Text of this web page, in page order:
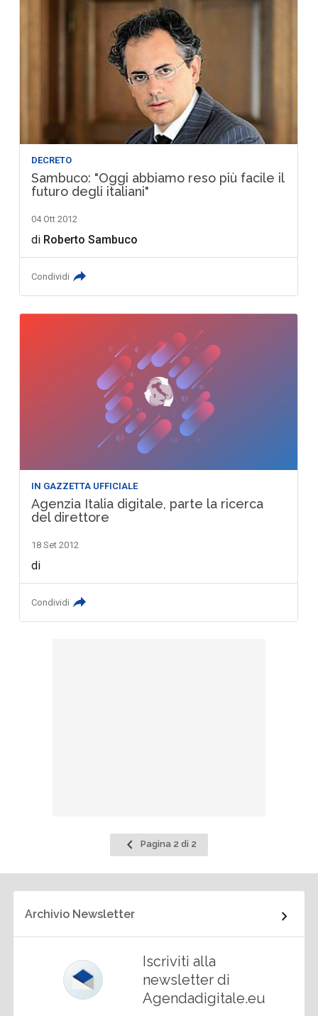
DECRETO
Sambuco: "Oggi abbiamo reso più facile il
futuro degli italiani"
04 Ott 2012
di Roberto Sambuco
Condividi
IN GAZZETTA UFFICIALE
Agenzia Italia digitale, parte la ricerca
del direttore
18 Set 2012
di
Condividi
Pagina
precedente
Pagina 2 di 2
Archivio Newsletter
Iscriviti alla
newsletter di
Agendadigitale.eu